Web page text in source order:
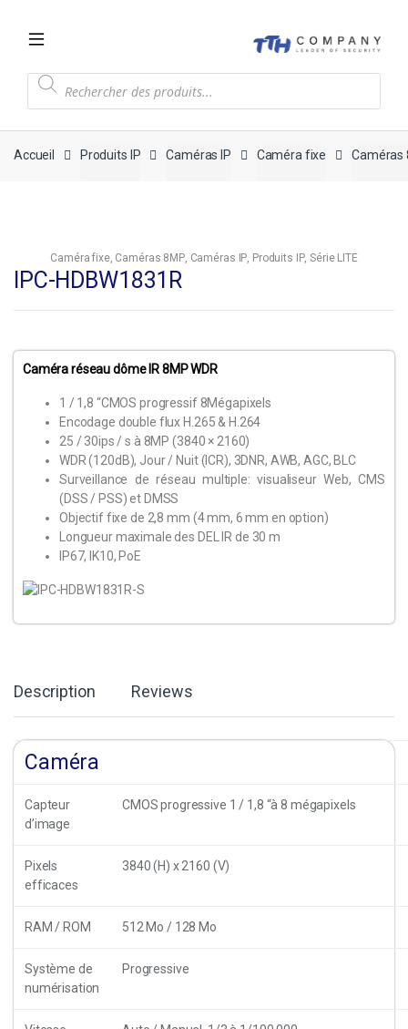
Recherche
produits
Accueil Produits IP Caméras IP Caméra fixe Caméras
Caméra fixe, Caméras 8MP, Caméras IP Produits IP,Série LITE
IPC-HDBW1831R
Caméra réseau dôme IR 8MP WDR
1 / 1,8 “CMOS progressif 8Mégapixels
Encodage double flux H.265 & H.264
25 / 30ips / s à 8MP (3840 × 2160)
WDR (120dB), Jour / Nuit (ICR), 3DNR, AWB, AGC, BLC
Surveillance de réseau multiple: visualiseur Web, CMS
(DSS / PSS) et DMSS
Objectif fixe de 2,8 mm (4 mm, 6 mm en option)
Longueur maximale des DEL IR de 30 m
IP67, IK10, PoE
Description Reviews
Caméra
Capteur
d’image
CMOS progressive 1 / 1,8 “à 8 mégapixels
Pixels
efficaces
3840 (H) x 2160 (V)
RAM / ROM 512 Mo / 128 Mo
Système de
numérisation
Progressive